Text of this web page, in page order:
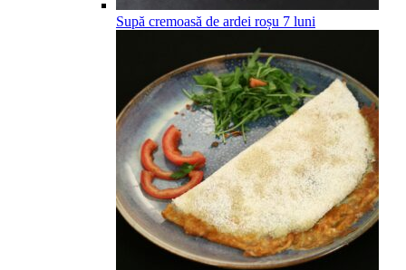
Supă cremoasă de ardei roșu 7 luni